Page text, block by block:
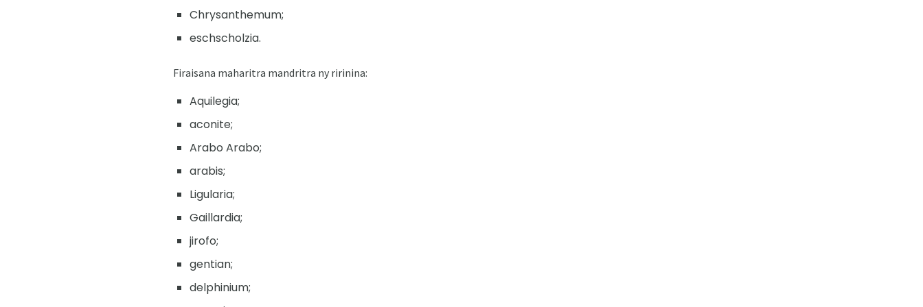
Chrysanthemum;
eschscholzia.
Firaisana maharitra mandritra ny ririnina:
Aquilegia;
aconite;
Arabo Arabo;
arabis;
Ligularia;
Gaillardia;
jirofo;
gentian;
delphinium;